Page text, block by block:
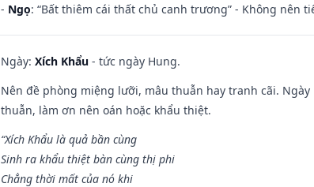
- Ngọ: “Bất thiêm cái thất chủ canh trương” - Không nên
Ngày: Xích Khẩu - tức ngày Hung.
Nên đề phòng miệng lưỡi, mâu thuẫn hay tranh cãi.
thuẫn, làm ơn nên oán hoặc khẩu thiệt.
“Xích Khẩu là quả bần cùng
Sinh ra khẩu thiệt bàn cùng thị phi
Chẳng thời mất của nó khi